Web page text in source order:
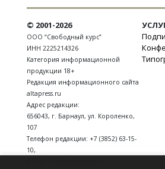
© 2001-2026
ООО “Свободный курс”
ИНН 2225214326
Категория информационной
продукции 18+
Редакция информационного сайта
altapress.ru
Адрес редакции:
656043, г. Барнаул, ул. Короленко,
107
Телефон редакции: +7 (3852) 63-15-
10,